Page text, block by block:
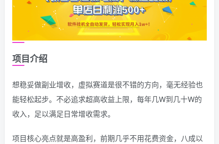
项目介绍
想稳妥做副业增收，虚拟赛道是很不错的方向，毫无经验也
能轻松起步。不必追求超高收益上限，每年几W到几十W的
收入，足以满足日常增收需求。
项目核心亮点就是高盈利，前期几乎不用花费资金，八成以